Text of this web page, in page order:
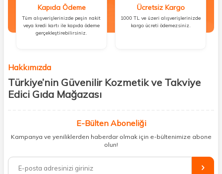
Kapıda Ödeme
Tüm alışverişlerinizde peşin nakit
veya kredi kartı ile kapıda ödeme
gerçekleştirebilirsiniz.
Ücretsiz Kargo
1000 TL ve üzeri alışverişlerinizde
kargo ücreti ödemezsiniz.
Hakkımızda
Türkiye’nin Güvenilir Kozmetik ve Takviye
Edici Gıda Mağazası
kişisel bakım hem de takviye edici gıda ürünlerini sizlerle
buluşturuyoruz. Artık mağaza mağaza dolaşmanıza gerek yok;
ihtiyacınız olan her şeyi tek bir çatı altında topluyor ve kapınıza kadar
%100 orijinal kozmetik ve sağlık ürünleriyle güzelliğinizi tamamlayabilir,
E-Bülten Aboneliği
Kampanya ve yeniliklerden haberdar olmak için e-bültenimize abone
olun!